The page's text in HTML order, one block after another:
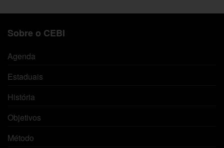
Sobre o CEBI
Agenda
Estaduais
História
Objetivos
Método